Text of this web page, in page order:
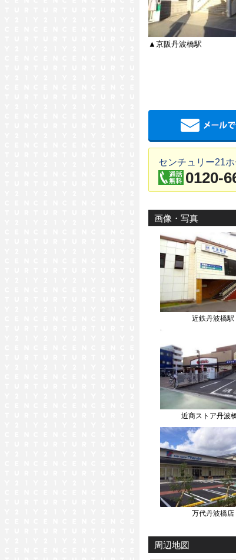
▲京阪丹波橋駅
センチュリー21
0120-
画像・写真
近鉄丹波橋駅
近商ストア丹波
万代丹波橋店
周辺地図